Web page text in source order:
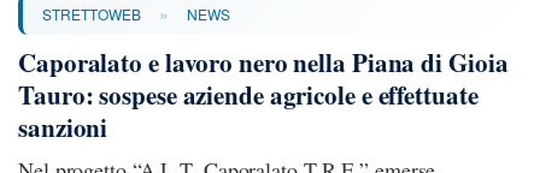
STRETTOWEB » NEWS
Caporalato e lavoro nero nella Piana di Gioia
Tauro: sospese aziende agricole e effettuate
sanzioni